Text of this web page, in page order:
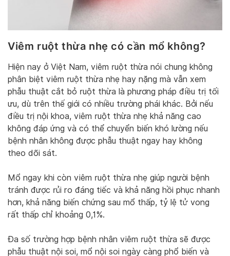
Viêm ruột thừa nhẹ có cần mổ không?
Hiện nay ở Việt Nam, viêm ruột thừa nói chung không
phân biệt viêm ruột thừa nhẹ hay nặng mà vẫn xem
phẫu thuật cắt bỏ ruột thừa là phương pháp điều trị tối
ưu, dù trên thế giới có nhiều trường phái khác. Bởi nếu
điều trị nội khoa, viêm ruột thừa nhẹ khả năng cao
không đáp ứng và có thể chuyển biến khó lường nếu
bệnh nhân không được phẫu thuật ngay hay không
theo dõi sát.
Mổ ngay khi còn viêm ruột thừa nhẹ giúp người bệnh
tránh được rủi ro đáng tiếc và khả năng hồi phục nhanh
hơn, khả năng biến chứng sau mổ thấp, tỷ lệ tử vong
rất thấp chỉ khoảng 0,1%.
Đa số trường hợp bệnh nhân viêm ruột thừa sẽ được
phẫu thuật nội soi, mổ nội soi ngày càng phổ biến và